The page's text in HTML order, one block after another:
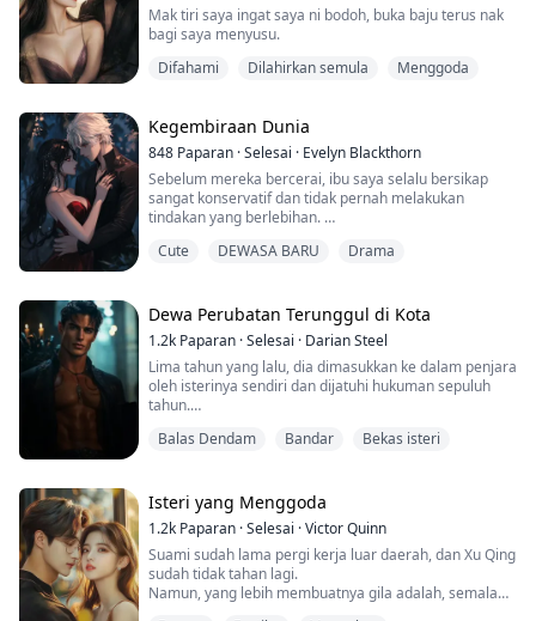
Mak tiri saya ingat saya ni bodoh, buka baju terus nak
bagi saya menyusu.
Difahami
Dilahirkan semula Menggoda
Kegembiraan Dunia
848 Paparan ·Selesai · Evelyn Blackthorn
Sebelum mereka bercerai, ibu saya selalu bersikap
sangat konservatif dan tidak pernah melakukan
tindakan yang berlebihan.
Namun, akhir-akhir ini, saya perasan ada sesuatu yang
seperti baju tanpa lengan dan seluar pendek di rumah,
tanpa mempedulikan saya yang sudah dewasa ini.
Cute DEWASA BARU Drama
Dewa Perubatan Terunggul di Kota
1.2k Paparan ·Selesai · Darian Steel
Lima tahun yang lalu, dia dimasukkan ke dalam penjara
oleh isterinya sendiri dan dijatuhi hukuman sepuluh
tahun.
biasa, dia berjaya mengurangkan hukumannya dan
Isteriku yang baik, bagaimana aku harus membalas
"budi besar"mu ini dalam tahun-tahun y...
Balas Dendam Bandar Bekas isteri
Isteri yang Menggoda
1.2k Paparan ·Selesai ·Victor Quinn
Suami sudah lama pergi kerja luar daerah, dan Xu Qing
sudah tidak tahan lagi.
Namun, yang lebih membuatnya gila adalah, semalam